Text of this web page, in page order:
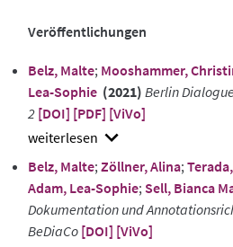
Veröffentlichungen
Belz, Malte; Mooshammer,
Lea-Sophie (2021) Berlin
2 [DOI] [PDF] [ViVo]
show
abstract
Belz, Malte;Zöllner, Alina;
Adam, Lea-Sophie;Sell, Bianca
Dokumentation und
BeDiaCo [DOI] [ViVo]